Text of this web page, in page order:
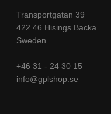
Transportgatan 39
422 46 Hisings Backa
Sweden
+46 31 - 24 30 15
info@gplshop.se